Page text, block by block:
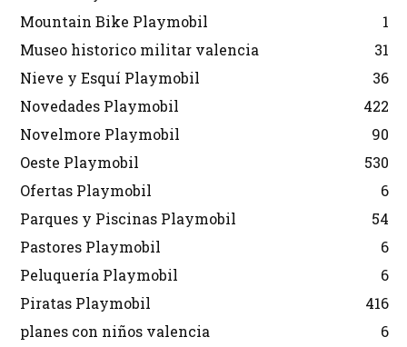
Mountain Bike Playmobil
1
Museo historico militar valencia
31
Nieve y Esquí Playmobil
36
Novedades Playmobil
422
Novelmore Playmobil
90
Oeste Playmobil
530
Ofertas Playmobil
6
Parques y Piscinas Playmobil
54
Pastores Playmobil
6
Peluquería Playmobil
6
Piratas Playmobil
416
planes con niños valencia
6